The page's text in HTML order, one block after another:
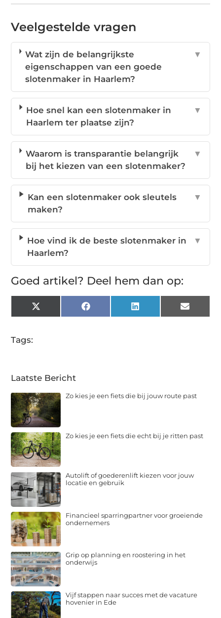
Veelgestelde vragen
Wat zijn de belangrijkste
eigenschappen van een goede
slotenmaker in Haarlem?
▼
Hoe snel kan een slotenmaker in
Haarlem ter plaatse zijn?
▼
Waarom is transparantie belangrijk
bij het kiezen van een slotenmaker?
▼
Kan een slotenmaker ook sleutels
maken?
▼
Hoe vind ik de beste slotenmaker in
Haarlem?
▼
Goed artikel? Deel hem dan op:
X
(Twitter)
Facebook LinkedIn Email
Tags:
Laatste Bericht
Zo kies je een fiets die bij jouw route past
Zo kies je een fiets die echt bij je ritten past
Autolift of goederenlift kiezen voor jouw
locatie en gebruik
Financieel sparringpartner voor groeiende
ondernemers
Grip op planning en roostering in het
onderwijs
Vijf stappen naar succes met de vacature
hovenier in Ede